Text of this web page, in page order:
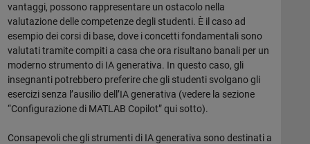
vantaggi, possono rappresentare un ostacolo nella
valutazione delle competenze degli studenti. È il caso ad
esempio dei corsi di base, dove i concetti fondamentali sono
valutati tramite compiti a casa che ora risultano banali per un
moderno strumento di IA generativa. In questo caso, gli
insegnanti potrebbero preferire che gli studenti svolgano gli
esercizi senza l’ausilio dell’IA generativa (vedere la sezione
“Configurazione di MATLAB Copilot” qui sotto).
Consapevoli che gli strumenti di IA generativa sono destinati a